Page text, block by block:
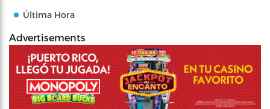
Última Hora
Advertisements